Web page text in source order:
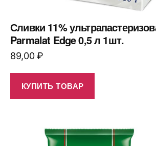
Сливки 11%
Parmalat Edge 0,5 л 1шт.
89,00₽
КУПИТЬ ТОВАР